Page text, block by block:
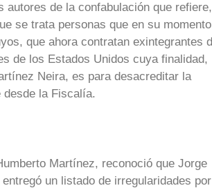
autores de la confabulación que refiere,
se trata personas que en su momento
que ahora contratan exintegrantes
de los Estados Unidos cuya finalidad,
Neira, es para desacreditar la
desde la Fiscalía.
Martínez, reconoció que Jorge
un listado de irregularidades por